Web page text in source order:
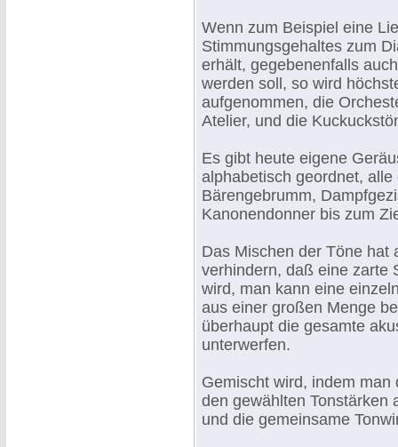
Wenn zum Beispiel eine
Stimmungsgehaltes zum
erhält, gegebenenfalls
werden soll, so wird
aufgenommen, die
Atelier, und die
Es gibt heute eigene
alphabetisch geordnet,
Bärengebrumm,
Kanonendonner bis zum
Das Mischen der Töne hat
verhindern, daß eine zarte
wird, man kann eine
aus einer großen Menge
überhaupt die gesamte
unterwerfen.
Gemischt wird, indem
den gewählten Tonstärken
und die gemeinsame